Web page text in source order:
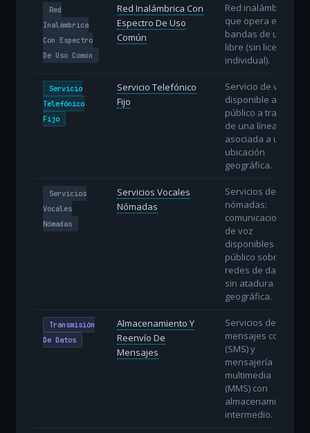
Red
Inalámbrica
Con Espectro
De Uso Común
Red Inalámbrica Con
Espectro De Uso
Común
Red inalámbrica
que opera en
bandas de uso
libre (sin licencia
individual).
Servicio
Telefónico
Fijo
Servicio Telefónico
Fijo
Servicio de voz
disponible al
público a través
de una línea fija
asociada a una
ubicación
geográfica.
Servicios
Vocales
Nómadas
Servicios Vocales
Nómadas
Servicios de voz
nómadas:
comunicaciones
de voz
disponibles al
público sobre
redes de datos
sin atadura
geográfica.
Transmisión
De Datos
Almacenamiento Y
Reenvío De
Mensajes
Servicios de
mensajes cortos
(SMS) y
mensajería
multimedia
(MMS) con
almacenamiento
intermedio.